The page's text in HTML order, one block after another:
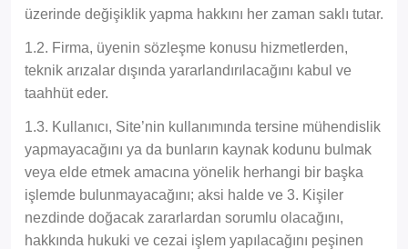
üzerinde değişiklik yapma hakkını her zaman saklı tutar.
1.2. Firma, üyenin sözleşme konusu hizmetlerden,
teknik arızalar dışında yararlandırılacağını kabul ve
taahhüt eder.
1.3. Kullanıcı, Site’nin kullanımında tersine mühendislik
yapmayacağını ya da bunların kaynak kodunu bulmak
veya elde etmek amacına yönelik herhangi bir başka
işlemde bulunmayacağını; aksi halde ve 3. Kişiler
nezdinde doğacak zararlardan sorumlu olacağını,
hakkında hukuki ve cezai işlem yapılacağını peşinen